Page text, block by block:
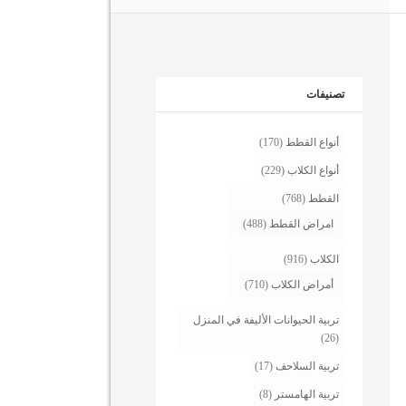
تصنيفات
أنواع القطط (170)
أنواع الكلاب (229)
القطط (768)
امراض القطط (488)
الكلاب (916)
أمراض الكلاب (710)
تربية الحيوانات الأليفة في المنزل
(26)
تربية السلاحف (17)
تربية الهامستر (8)